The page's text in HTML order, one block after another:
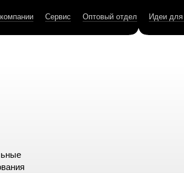
Сервис Оптовый отдел Идеи